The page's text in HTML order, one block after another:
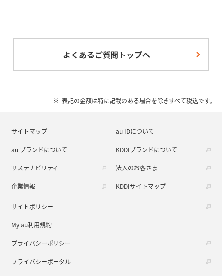
よくあるご質問トップへ
表記の金額は特に記載のある場合を除きすべて税込です。
サイトマップ au IDについて
au ブランドについて KDDIブランドについて
サステナビリティ 法人のお客さま
企業情報 KDDIサイトマップ
サイトポリシー
My au利用規約
プライバシーポリシー
プライバシーポータル